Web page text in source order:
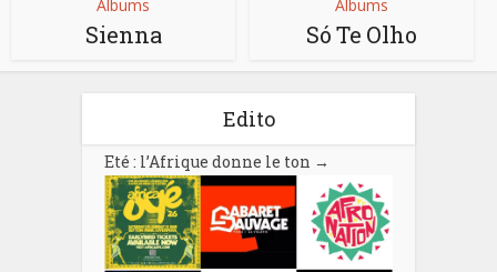
Albums
Sienna
Albums
Só Te Olho
Edito
Eté : l’Afrique donne le ton →